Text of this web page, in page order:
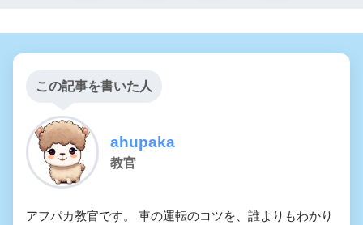
この記事を書いた人
ahupaka
教官
アフパカ教官です。 車の運転のコツを、誰よりもわかり